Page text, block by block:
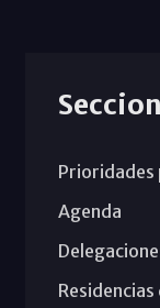
Prioridades
Agenda